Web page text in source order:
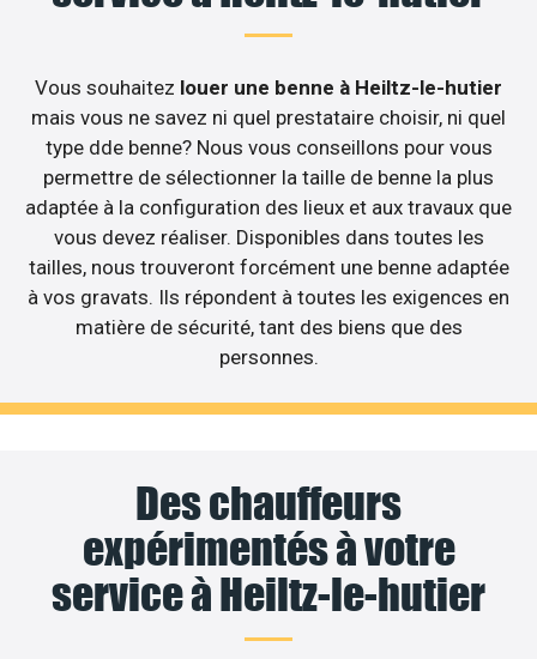
Vous souhaitez louer une benne à Heiltz-le-hutier
mais vous ne savez ni quel prestataire choisir, ni quel
type dde benne? Nous vous conseillons pour vous
permettre de sélectionner la taille de benne la plus
adaptée à la configuration des lieux et aux travaux que
vous devez réaliser. Disponibles dans toutes les
tailles, nous trouveront forcément une benne adaptée
à vos gravats. Ils répondent à toutes les exigences en
matière de sécurité, tant des biens que des
personnes.
Des chauffeurs
expérimentés à votre
service à Heiltz-le-hutier